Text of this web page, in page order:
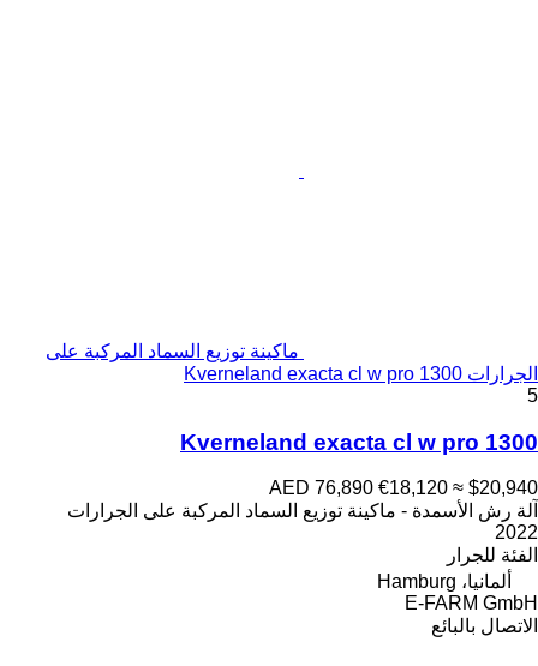
ماكينة توزيع السماد المركبة على
الجرارات Kverneland exacta cl w pro 1300
5
Kverneland exacta cl w pro 1300
AED 76,890 €18,120 ≈ $20,940
آلة رش الأسمدة - ماكينة توزيع السماد المركبة على الجرارات
2022
الفئة للجرار
ألمانيا، Hamburg
E-FARM GmbH
الاتصال بالبائع